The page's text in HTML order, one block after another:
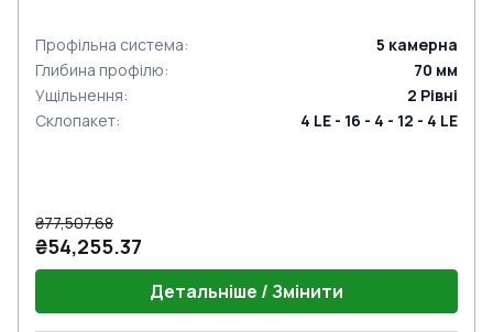
Профільна система: 5 камерна
Глибина профілю: 70 мм
Ущільнення: 2 Рівні
Склопакет: 4 LE - 16 - 4 - 12 - 4 LE
₴77,507.68
₴54,255.37
Детальніше / Змінити